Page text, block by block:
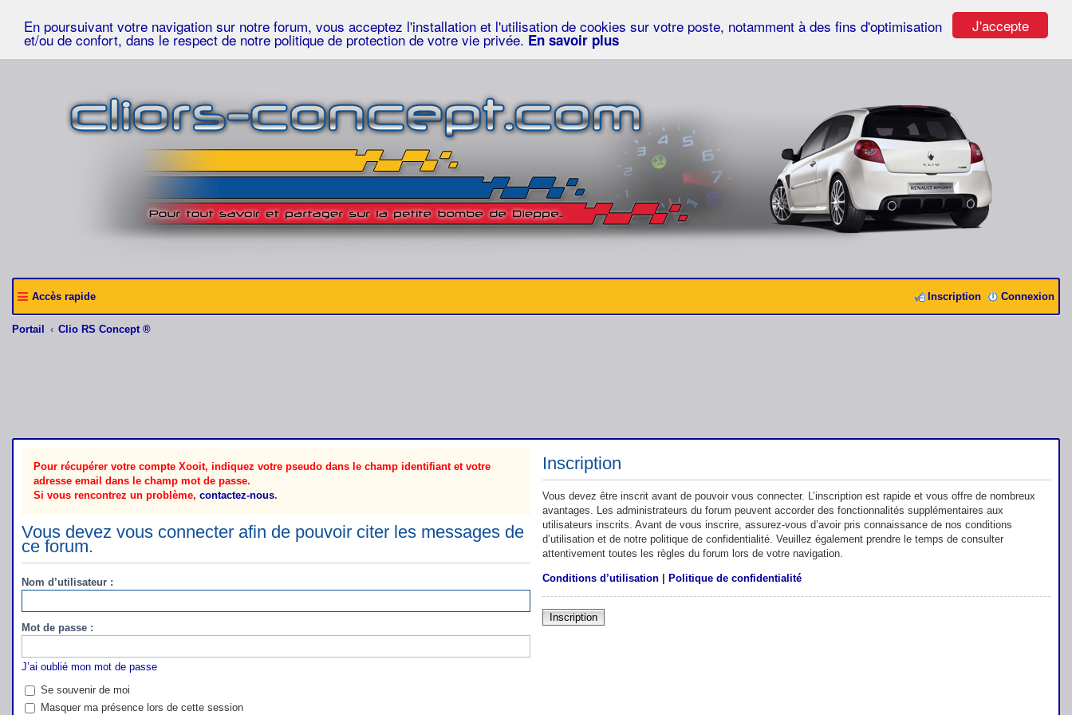
J'accepte
En poursuivant votre navigation sur notre forum, vous acceptez l'installation et l'utilisation de cookies sur votre poste, notamment à des fins d'optimisation
et/ou de confort, dans le respect de notre politique de protection de votre vie privée. En savoir plus
Accès rapide Connexion
Inscription
Portail Clio RS Concept ®
Pour récupérer votre compte Xooit, indiquez votre pseudo dans le champ identifiant et votre
adresse email dans le champ mot de passe.
Si vous rencontrez un problème, contactez-nous.
Vous devez vous connecter afin de pouvoir citer les messages de
ce forum.
Nom d’utilisateur :
Mot de passe :
J’ai oublié mon mot de passe
Se souvenir de moi
Masquer ma présence lors de cette session
Inscription
Vous devez être inscrit avant de pouvoir vous connecter. L’inscription est rapide et vous offre de nombreux
avantages. Les administrateurs du forum peuvent accorder des fonctionnalités supplémentaires aux
utilisateurs inscrits. Avant de vous inscrire, assurez-vous d’avoir pris connaissance de nos conditions
d’utilisation et de notre politique de confidentialité. Veuillez également prendre le temps de consulter
attentivement toutes les règles du forum lors de votre navigation.
Conditions d’utilisation| Politique de confidentialité
Inscription